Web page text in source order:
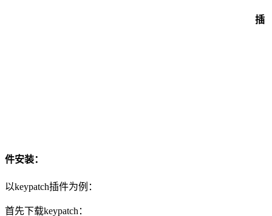
插
件安装：
以keypatch插件为例：
首先下载keypatch：